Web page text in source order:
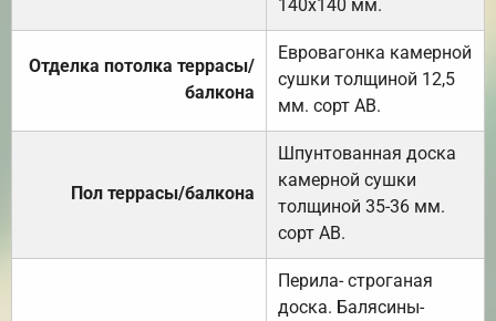
140х140 мм.
Отделка потолка террасы/
балкона
Евровагонка камерной
сушки толщиной 12,5
мм. сорт АВ.
Пол террасы/балкона
Шпунтованная доска
камерной сушки
толщиной 35-36 мм.
сорт АВ.
Перила- строганая
доска. Балясины-